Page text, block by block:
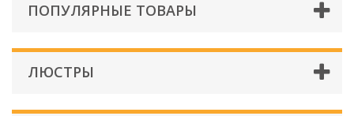
ПОПУЛЯРНЫЕ ТОВАРЫ
ЛЮСТРЫ